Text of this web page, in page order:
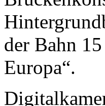
der Bahn 15
Europa“.